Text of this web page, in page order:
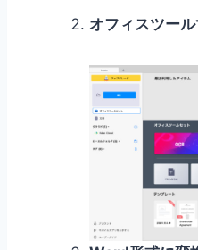
オフィスツー